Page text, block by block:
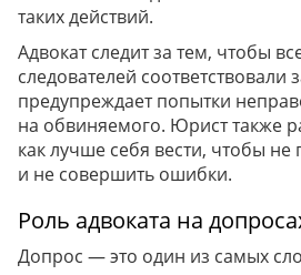
таких действий.
Адвокат следит за тем, чтобы
следователей соответствовали
предупреждает попытки
на обвиняемого. Юрист также
как лучше себя вести, чтобы
и не совершить ошибки.
Роль адвоката на
Допрос — это один из самых